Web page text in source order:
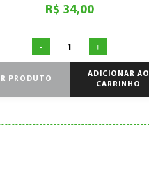
R$ 34,00
- +
PRODUTO
ADICIONAR AO
CARRINHO